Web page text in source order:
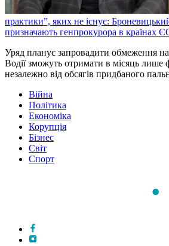
практики”, яких не існує:
призначають генпрокурора в країнах
Уряд планує запровадити обмеження
Водії зможуть отримати в місяць лише
незалежно від обсягів придбаного
Війна
Політика
Економіка
Корупція
Бізнес
Світ
Спорт